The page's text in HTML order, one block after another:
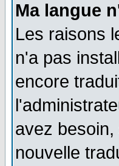
Ma langue
Les raisons
n'a pas
encore
avez
nouvelle